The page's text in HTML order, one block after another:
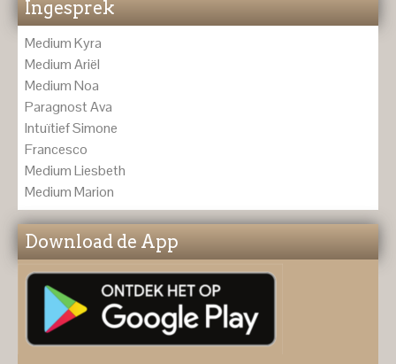
Ingesprek
Medium Kyra
Medium Ariël
Medium Noa
Paragnost Ava
Intuïtief Simone
Francesco
Medium Liesbeth
Medium Marion
Download de App